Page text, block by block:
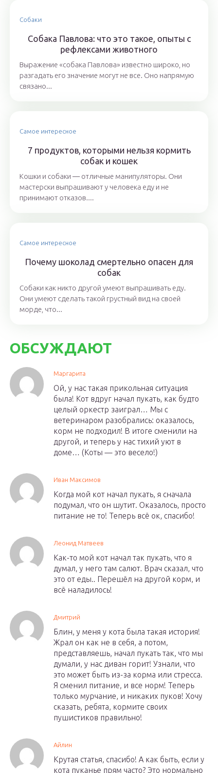
Собаки
Собака Павлова: что это такое, опыты с
рефлексами животного
Выражение «собака Павлова» известно широко, но
разгадать его значение могут не все. Оно напрямую
связано...
Самое интересное
7 продуктов, которыми нельзя кормить
собак и кошек
Кошки и собаки ― отличные манипуляторы. Они
мастерски выпрашивают у человека еду и не
принимают отказов....
Самое интересное
Почему шоколад смертельно опасен для
собак
Собаки как никто другой умеют выпрашивать еду.
Они умеют сделать такой грустный вид на своей
морде, что...
ОБСУЖДАЮТ
Маргарита
Ой, у нас такая прикольная ситуация
была! Кот вдруг начал пукать, как будто
целый оркестр заиграл… Мы с
ветеринаром разобрались: оказалось,
корм не подходил! В итоге сменили на
другой, и теперь у нас тихий уют в
доме… (Коты — это весело!)
Иван Максимов
Когда мой кот начал пукать, я сначала
подумал, что он шутит. Оказалось, просто
питание не то! Теперь всё ок, спасибо!
Леонид Матвеев
Как-то мой кот начал так пукать, что я
думал, у него там салют. Врач сказал, что
это от еды.. Перешёл на другой корм, и
всё наладилось!
Дмитрий
Блин, у меня у кота была такая история!
Жрал он как не в себя, а потом,
представляешь, начал пукать так, что мы
думали, у нас диван горит! Узнали, что
это может быть из-за корма или стресса.
Я сменил питание, и все норм! Теперь
только мурчание, и никаких пуков! Хочу
сказать, ребята, кормите своих
пушистиков правильно!
Айлин
Крутая статья, спасибо! А как быть, если у
кота пуканье прям часто? Это нормально